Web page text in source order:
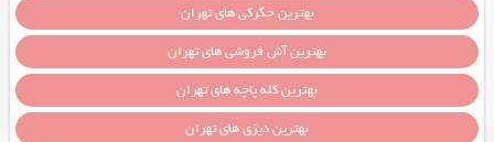
بهترین جگرکی های تهران
بهترین آش فروشی های تهران
بهترین کله پاچه های تهران
بهترین دیزی های تهران